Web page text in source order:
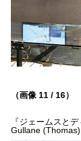
（画像 11 / 16）
『ジェームスと
Gullane